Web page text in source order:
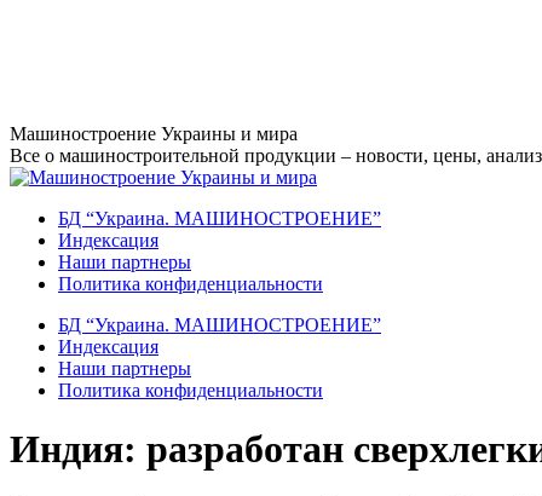
Перейти
к
содержанию
Машиностроение Украины и мира
Все о машиностроительной продукции – новости, цены,
БД “Украина. МАШИНОСТРОЕНИЕ”
Индекcация
Наши партнеры
Политика конфиденциальности
БД “Украина. МАШИНОСТРОЕНИЕ”
Индекcация
Наши партнеры
Политика конфиденциальности
Индия: разработан